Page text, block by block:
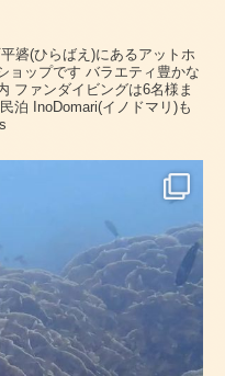
碆(ひらばえ)にあるアットホ
ョップです バラエティ豊かな
ファンダイビングは6名様ま
泊 InoDomari(イノドマリ)も